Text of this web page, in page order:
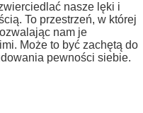
nasze lęki i
To przestrzeń, w której
nam je
Może to być zachętą do
pewności siebie.